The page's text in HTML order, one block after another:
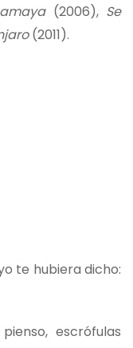
(2006), Se
(2011).
te hubiera dicho:
escrófulas